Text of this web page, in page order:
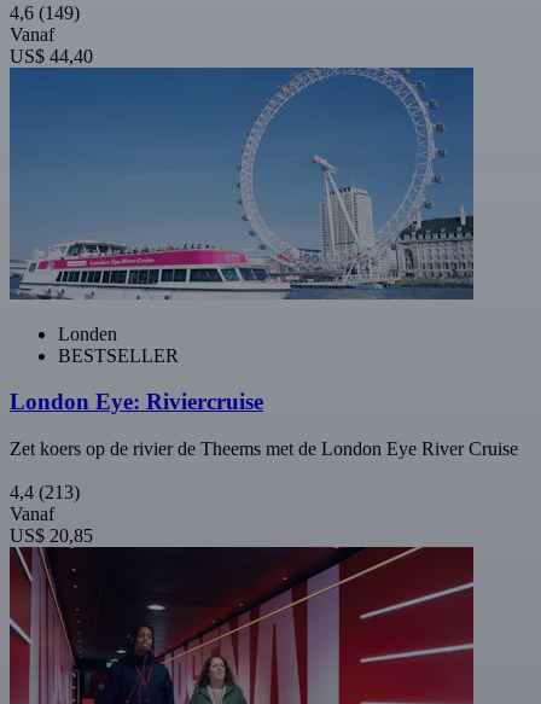
4,6 (149)
Vanaf
US$ 44,40
Londen
BESTSELLER
London Eye: Riviercruise
Zet koers op de rivier de Theems met de London Eye River Cruise
4,4 (213)
Vanaf
US$ 20,85